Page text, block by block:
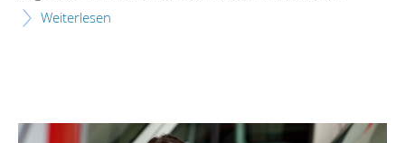
Weiterlesen